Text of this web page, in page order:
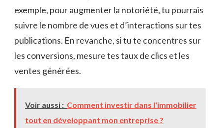
exemple, pour augmenter la notoriété, tu pourrais
suivre le nombre de vues et d’interactions sur tes
publications. En revanche, si tu te concentres sur
les conversions, mesure tes taux de clics et les
ventes générées.
Voir aussi : Comment investir dans l'immobilier
tout en développant mon entreprise ?